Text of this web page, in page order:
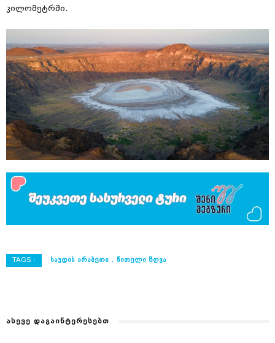
კილომეტრში.
TAGS : ᲡᲐᲣᲓᲘᲡ ᲐᲠᲐᲑᲔᲗᲘ ᲬᲘᲗᲔᲚᲘ ᲖᲦᲕᲐ
ᲐᲡᲔᲕᲔ ᲓᲐᲒᲐᲘᲜᲢᲔᲠᲔᲡᲔᲑᲗ